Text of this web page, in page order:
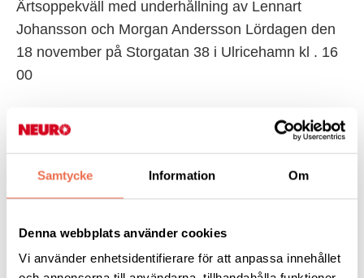
Samtycke Information Om
Denna webbplats använder cookies
Vi använder enhetsidentifierare för att anpassa innehållet
Ärtsoppekväll med underhållning av Lennart
Johansson och Morgan Andersson Lördagen den
18 november på Storgatan 38 i Ulricehamn kl . 16
00
Välkommen till ärtsoppekväll på Storgatan 38 i Ulricehamn
lördagen den 18 november kl. 16 00
Morgan Andersson och Lennart Johansson underhåller
Anmälan till Gert Björklund tel 0706402259 alt. 0321-60298